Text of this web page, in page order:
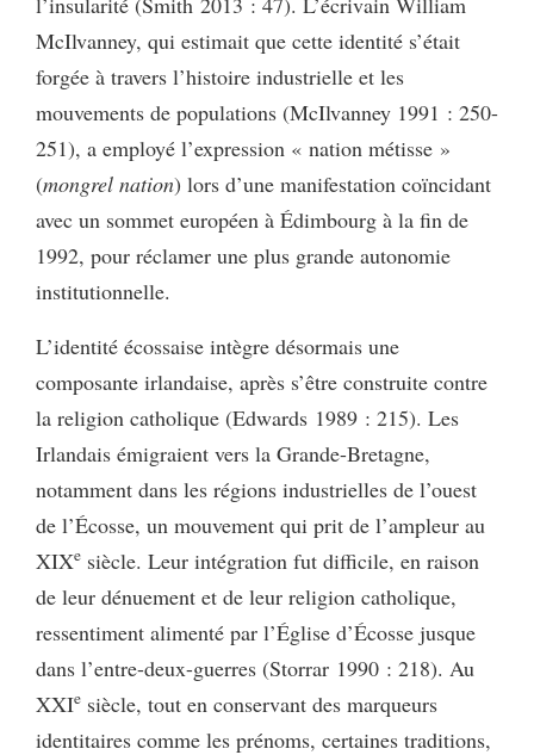
McIlvanney, qui estimait que cette identité s’était
forgée à travers l’histoire industrielle et les
mouvements de populations (McIlvanney 1991 : 250-
251), a employé l’expression « nation métisse »
(mongrel nation) lors d’une manifestation coïncidant
avec un sommet européen à Édimbourg à la fin de
1992, pour réclamer une plus grande autonomie
institutionnelle.
L’identité écossaise intègre désormais une
composante irlandaise, après s’être construite contre
la religion catholique (Edwards 1989 : 215). Les
Irlandais émigraient vers la Grande-Bretagne,
notamment dans les régions industrielles de l’ouest
de l’Écosse, un mouvement qui prit de l’ampleur au
XIXe siècle. Leur intégration fut difficile, en raison
de leur dénuement et de leur religion catholique,
ressentiment alimenté par l’Église d’Écosse jusque
dans l’entre-deux-guerres (Storrar 1990 : 218). Au
XXIe siècle, tout en conservant des marqueurs
identitaires comme les prénoms, certaines traditions,